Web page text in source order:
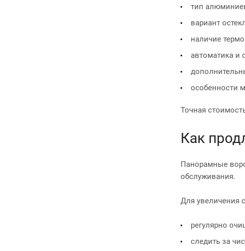
тип
вариант
наличие
автоматика и
особенности
Точная
Как
Панорамные
обслуживания.
Для увеличения
регулярно
следить за